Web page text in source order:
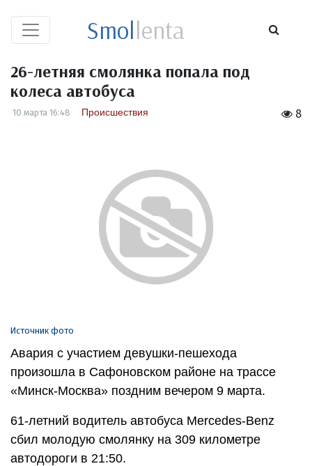
Smollenta
26-летняя смолянка попала под
колеса автобуса
8
10 марта 16:48 Происшествия
Источник фото
Авария с участием девушки-пешехода
произошла в Сафоновском районе на трассе
«Минск-Москва» поздним вечером 9 марта.
61-летний водитель автобуса Mercedes-Benz
сбил молодую смолянку на 309 километре
автодороги в 21:50.